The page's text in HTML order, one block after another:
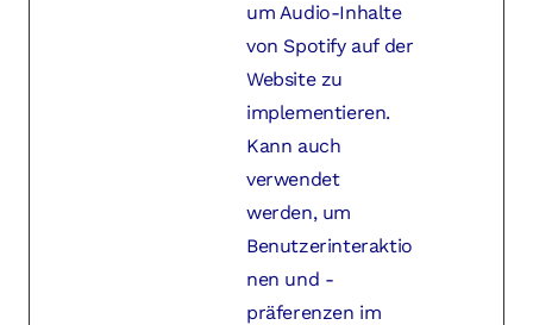
um Audio-Inhalte
von Spotify auf der
Website zu
implementieren.
Kann auch
verwendet
werden, um
Benutzerinteraktio
nen und -
präferenzen im